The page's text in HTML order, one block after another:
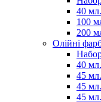
40
100
200
Олійні
40
45
45
45